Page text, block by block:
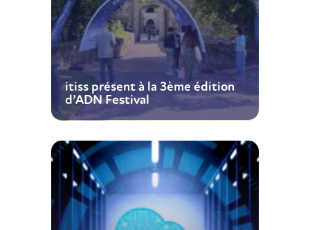
itiss présent à la 3ème édition
d’ADN Festival